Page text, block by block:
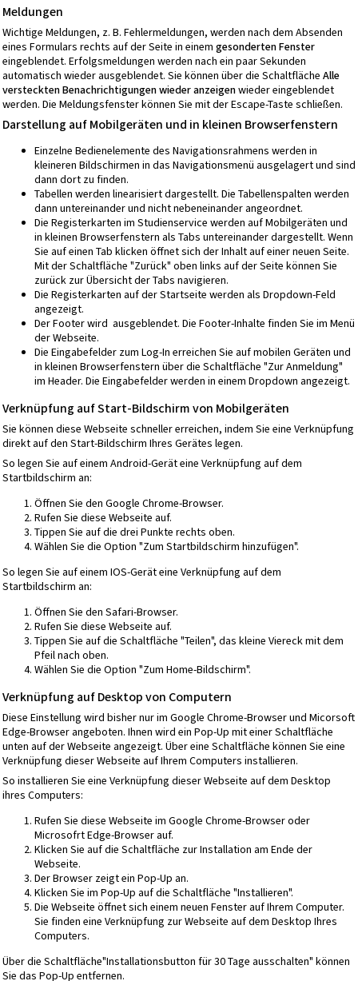
Meldungen
Wichtige Meldungen, z. B. Fehlermeldungen, werden nach dem Absenden
eines Formulars rechts auf der Seite in einem gesonderten Fenster
eingeblendet. Erfolgsmeldungen werden nach ein paar Sekunden
automatisch wieder ausgeblendet. Sie können über die Schaltfläche Alle
versteckten Benachrichtigungen wieder anzeigenwieder eingeblendet
werden. Die Meldungsfenster können Sie mit der Escape-Taste schließen.
Darstellung auf Mobilgeräten und in kleinen Browserfenstern
Einzelne Bedienelemente des Navigationsrahmens werden in
kleineren Bildschirmen in das Navigationsmenü ausgelagert und sind
dann dort zu finden.
Tabellen werden linearisiert dargestellt. Die Tabellenspalten werden
dann untereinander und nicht nebeneinander angeordnet.
Die Registerkarten im Studienservice werden auf Mobilgeräten und
in kleinen Browserfenstern als Tabs untereinander dargestellt. Wenn
Sie auf einen Tab klicken öffnet sich der Inhalt auf einer neuen Seite.
Mit der Schaltfläche "Zurück" oben links auf der Seite können Sie
zurück zur Übersicht der Tabs navigieren.
Die Registerkarten auf der Startseite werden als Dropdown-Feld
angezeigt.
Der Footer wird ausgeblendet. Die Footer-Inhalte finden Sie im Menü
der Webseite.
Die Eingabefelder zum Log-In erreichen Sie auf mobilen Geräten und
in kleinen Browserfenstern über die Schaltfläche "Zur Anmeldung"
im Header. Die Eingabefelder werden in einem Dropdown angezeigt.
Verknüpfung auf Start-Bildschirm von Mobilgeräten
Sie können diese Webseite schneller erreichen, indem Sie eine Verknüpfung
direkt auf den Start-Bildschirm Ihres Gerätes legen.
So legen Sie auf einem Android-Gerät eine Verknüpfung auf dem
Startbildschirm an:
Öffnen Sie den Google Chrome-Browser.
Rufen Sie diese Webseite auf.
Tippen Sie auf die drei Punkte rechts oben.
Wählen Sie die Option "Zum Startbildschirm hinzufügen".
So legen Sie auf einem IOS-Gerät eine Verknüpfung auf dem
Startbildschirm an:
Öffnen Sie den Safari-Browser.
Rufen Sie diese Webseite auf.
Tippen Sie auf die Schaltfläche "Teilen", das kleine Viereck mit dem
Pfeil nach oben.
Wählen Sie die Option "Zum Home-Bildschirm".
Verknüpfung auf Desktop von Computern
Diese Einstellung wird bisher nur im Google Chrome-Browser und Micorsoft
Edge-Browser angeboten. Ihnen wird ein Pop-Up mit einer Schaltfläche
unten auf der Webseite angezeigt. Über eine Schaltfläche können Sie eine
Verknüpfung dieser Webseite auf Ihrem Computers installieren.
So installieren Sie eine Verknüpfung dieser Webseite auf dem Desktop
ihres Computers:
Rufen Sie diese Webseite im Google Chrome-Browser oder
Microsofrt Edge-Browser auf.
Klicken Sie auf die Schaltfläche zur Installation am Ende der
Webseite.
Der Browser zeigt ein Pop-Up an.
Klicken Sie im Pop-Up auf die Schaltfläche "Installieren".
Die Webseite öffnet sich einem neuen Fenster auf Ihrem Computer.
Sie finden eine Verknüpfung zur Webseite auf dem Desktop Ihres
Computers.
Über die Schaltfläche"Installationsbutton für 30 Tage ausschalten" können
Sie das Pop-Up entfernen.